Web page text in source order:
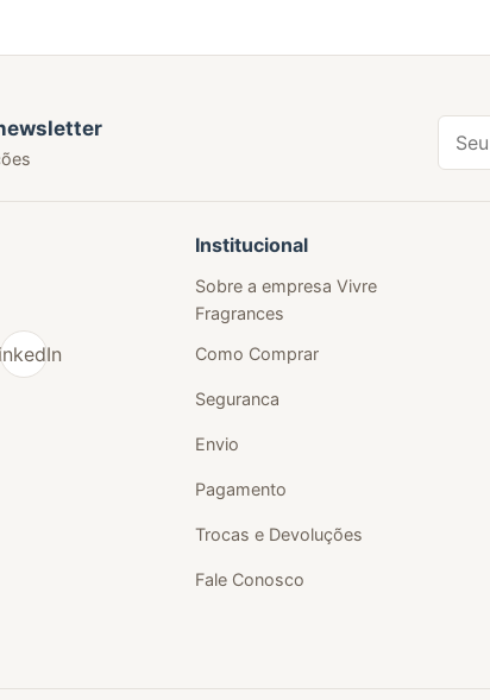
Institucional
Sobre a empresa Vivre
Fragrances
Como Comprar
Seguranca
Envio
Pagamento
Trocas e Devoluções
Fale Conosco